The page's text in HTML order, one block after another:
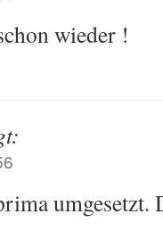
wieder !
umgesetzt.